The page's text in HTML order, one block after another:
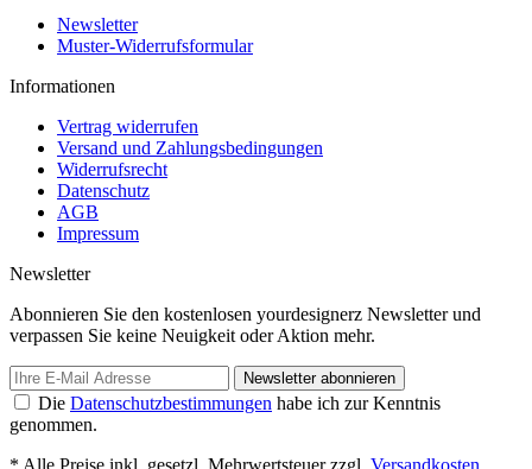
Newsletter
Muster-Widerrufsformular
Informationen
Vertrag widerrufen
Versand und Zahlungsbedingungen
Widerrufsrecht
Datenschutz
AGB
Impressum
Newsletter
Abonnieren Sie den kostenlosen yourdesignerz Newsletter und
verpassen Sie keine Neuigkeit oder Aktion mehr.
Newsletter abonnieren
Die Datenschutzbestimmungen habe ich zur Kenntnis
genommen.
* Alle Preise inkl. gesetzl. Mehrwertsteuer zzgl. Versandkosten